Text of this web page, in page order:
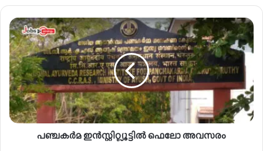
പ
ഞ്ച
ക
ർ
മ
ഇ
ൻ
സ്റ്റി
റ്റ്യൂ
പഞ്ചകർമ ഇൻസ്റ്റിറ്റ്യൂട്ടിൽ ഫെലോ അവസരം